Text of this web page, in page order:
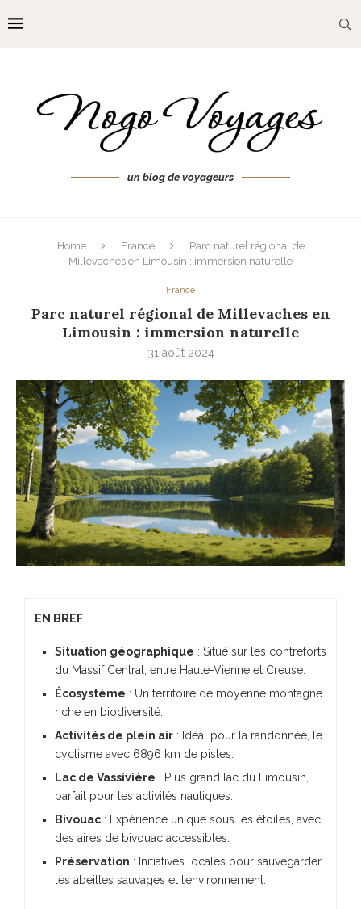
un blog de voyageurs
Home France
Parc naturel régional de
Millevaches en Limousin : immersion naturelle
France
Parc naturel régional de Millevaches en
Limousin : immersion naturelle
31 août 2024
EN BREF
Situation géographique : Situé sur les contreforts
du Massif Central, entre Haute-Vienne et Creuse.
Écosystème : Un territoire de moyenne montagne
riche en biodiversité.
Activités de plein air : Idéal pour la randonnée, le
cyclisme avec 6896 km de pistes.
Lac de Vassivière : Plus grand lac du Limousin,
parfait pour les activités nautiques.
Bivouac : Expérience unique sous les étoiles, avec
des aires de bivouac accessibles.
Préservation : Initiatives locales pour sauvegarder
les abeilles sauvages et l’environnement.